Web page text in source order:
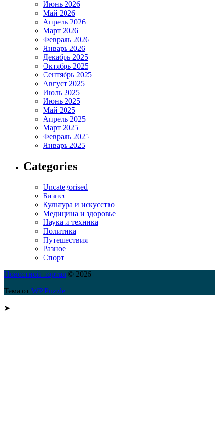
Июнь 2026
Май 2026
Апрель 2026
Март 2026
Февраль 2026
Январь 2026
Декабрь 2025
Октябрь 2025
Сентябрь 2025
Август 2025
Июль 2025
Июнь 2025
Май 2025
Апрель 2025
Март 2025
Февраль 2025
Январь 2025
Categories
Uncategorised
Бизнес
Культура и искусство
Медицина и здоровье
Наука и техника
Политика
Путешествия
Разное
Спорт
Новостной портал © 2026
Тема от WP Puzzle
➤